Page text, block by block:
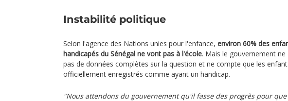
Instabilité politique
Selon l'agence des Nations unies pour l'enfance, environ 60% des
handicapés du Sénégal ne vont pas à l'école. Mais le gouvernement ne
pas de données complètes sur la question et ne compte que les
officiellement enregistrés comme ayant un handicap.
"Nous attendons du gouvernement qu'il fasse des progrès pour